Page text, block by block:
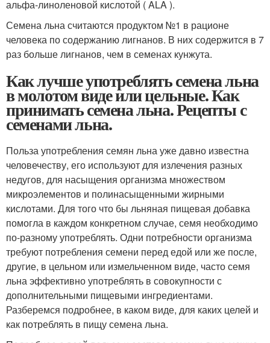
альфа-линоленовой кислотой ( ALA ).
Семена льна считаются продуктом №1 в рационе
человека по содержанию лигнанов. В них содержится в 7
раз больше лигнанов, чем в семенах кунжута.
Как лучше употреблять семена льна
в молотом виде или цельные. Как
принимать семена льна. Рецепты с
семенами льна.
Польза употребления семян льна уже давно известна
человечеству, его используют для излечения разных
недугов, для насыщения организма множеством
микроэлементов и полинасыщенными жирными
кислотами. Для того что бы льняная пищевая добавка
помогла в каждом конкретном случае, семя необходимо
по-разному употреблять. Одни потребности организма
требуют потребления семени перед едой или же после,
другие, в цельном или измельченном виде, часто семя
льна эффективно употреблять в совокупности с
дополнительными пищевыми ингредиентами.
Разберемся подробнее, в каком виде, для каких целей и
как потреблять в пищу семена льна.